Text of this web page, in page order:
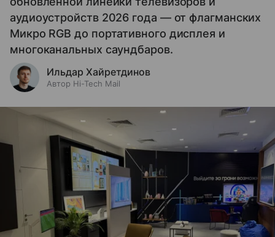
аудиоустройств 2026 года — от флагманских
Микро RGB до портативного дисплея и
многоканальных саундбаров.
Ильдар Хайретдинов
Автор Hi-Tech Mail